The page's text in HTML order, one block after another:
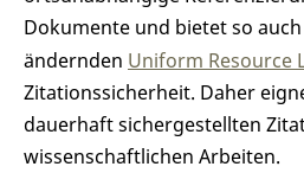
Dokumente und bietet so
ändernden Uniform Resource
Zitationssicherheit. Daher
dauerhaft sichergestellten
wissenschaftlichen Arbeiten.